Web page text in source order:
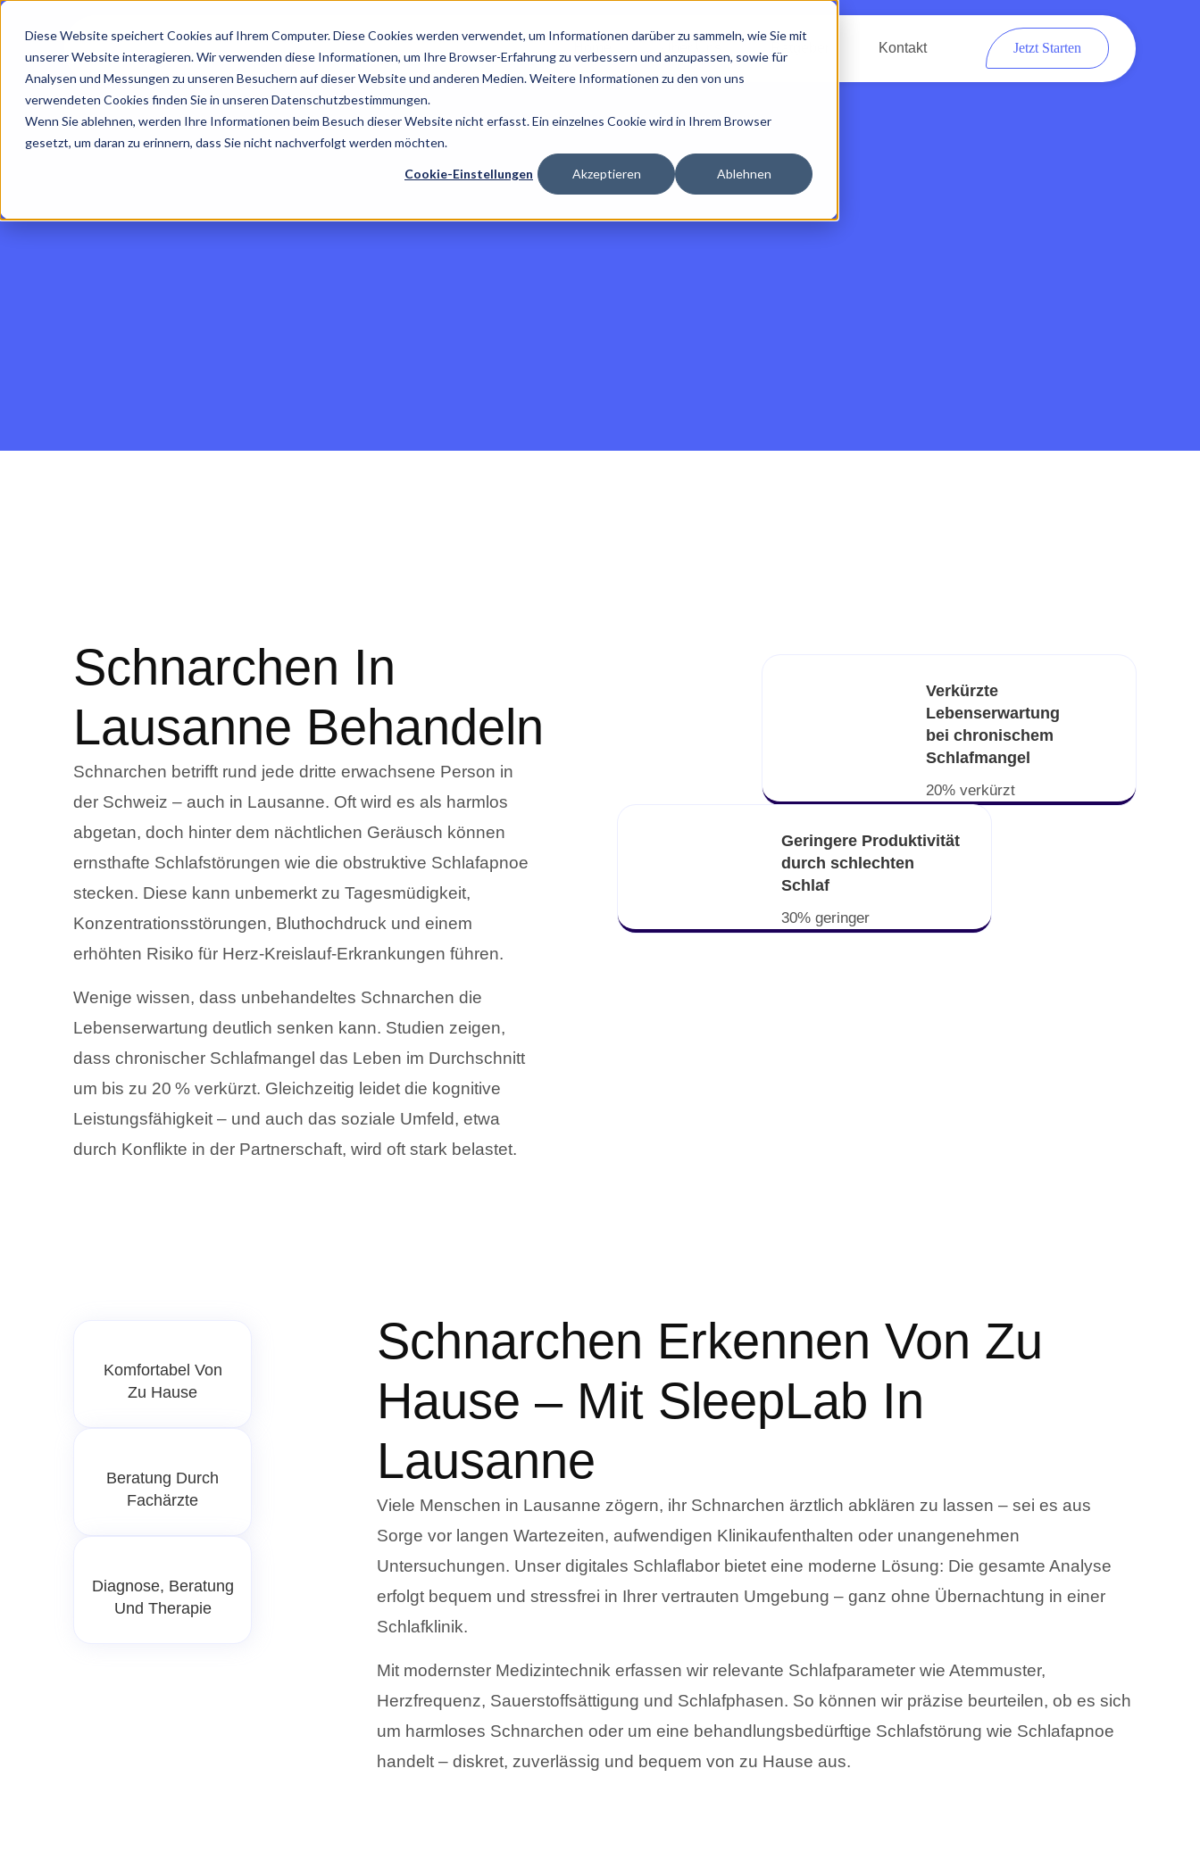
Diese Website speichert Cookies auf Ihrem Computer. Diese Cookies werden verwendet, um Informationen darüber zu sammeln, wie Sie mit
unserer Website interagieren. Wir verwenden diese Informationen, um Ihre Browser-Erfahrung zu verbessern und anzupassen, sowie für
Analysen und Messungen zu unseren Besuchern auf dieser Website und anderen Medien. Weitere Informationen zu den von uns
verwendeten Cookies finden Sie in unseren Datenschutzbestimmungen.
Wenn Sie ablehnen, werden Ihre Informationen beim Besuch dieser Website nicht erfasst. Ein einzelnes Cookie wird in Ihrem Browser
gesetzt, um daran zu erinnern, dass Sie nicht nachverfolgt werden möchten.
Cookie-Einstellungen Akzeptieren Ablehnen
Kontakt Jetzt Starten
Schnarchen In
Lausanne Behandeln
Schnarchen betrifft rund jede dritte erwachsene Person in
der Schweiz – auch in Lausanne. Oft wird es als harmlos
abgetan, doch hinter dem nächtlichen Geräusch können
ernsthafte Schlafstörungen wie die obstruktive Schlafapnoe
stecken. Diese kann unbemerkt zu Tagesmüdigkeit,
Konzentrationsstörungen, Bluthochdruck und einem
erhöhten Risiko für Herz-Kreislauf-Erkrankungen führen.
Wenige wissen, dass unbehandeltes Schnarchen die
Lebenserwartung deutlich senken kann. Studien zeigen,
dass chronischer Schlafmangel das Leben im Durchschnitt
um bis zu 20 % verkürzt. Gleichzeitig leidet die kognitive
Leistungsfähigkeit – und auch das soziale Umfeld, etwa
durch Konflikte in der Partnerschaft, wird oft stark belastet.
Verkürzte
Lebenserwartung
bei chronischem
Schlafmangel
20% verkürzt
Geringere Produktivität
durch schlechten
Schlaf
30% geringer
Komfortabel Von
Zu Hause
Beratung Durch
Fachärzte
Diagnose, Beratung
Und Therapie
Schnarchen Erkennen Von Zu
Hause – Mit SleepLab In
Lausanne
Viele Menschen in Lausanne zögern, ihr Schnarchen ärztlich abklären zu lassen – sei es aus
Sorge vor langen Wartezeiten, aufwendigen Klinikaufenthalten oder unangenehmen
Untersuchungen. Unser digitales Schlaflabor bietet eine moderne Lösung: Die gesamte Analyse
erfolgt bequem und stressfrei in Ihrer vertrauten Umgebung – ganz ohne Übernachtung in einer
Schlafklinik.
Mit modernster Medizintechnik erfassen wir relevante Schlafparameter wie Atemmuster,
Herzfrequenz, Sauerstoffsättigung und Schlafphasen. So können wir präzise beurteilen, ob es sich
um harmloses Schnarchen oder um eine behandlungsbedürftige Schlafstörung wie Schlafapnoe
handelt – diskret, zuverlässig und bequem von zu Hause aus.